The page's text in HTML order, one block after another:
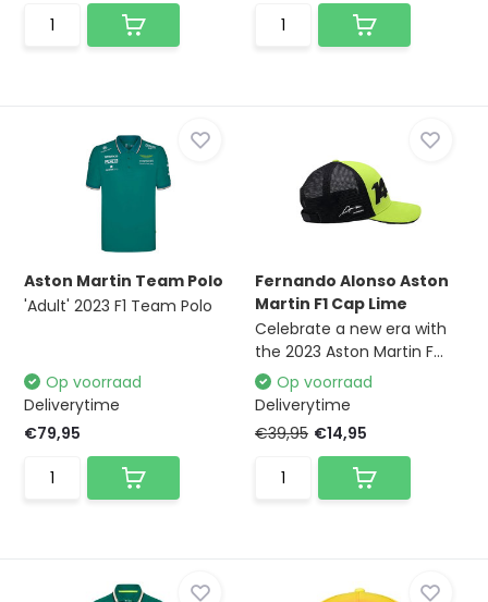
Aston Martin Team Polo
'Adult' 2023 F1 Team Polo
Op voorraad
Deliverytime
€79,95
Fernando Alonso Aston
Martin F1 Cap Lime
Celebrate a new era with
the 2023 Aston Martin F...
Op voorraad
Deliverytime
€39,95 €14,95